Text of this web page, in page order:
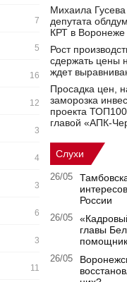
7
5
16
12
3
4
3
6
3
11
Михаила
депутата
КРТ в Воронеже
Рост
сдержать цены
ждет
Просадка цен,
заморозка
проекта
главой «АПК-
Слухи
26/05
России
26/05
главы
26/05